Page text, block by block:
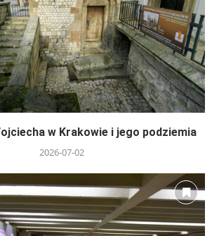
w Krakowie i jego podziemia
2026-07-02